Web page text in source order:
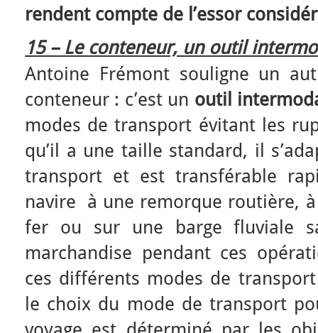
rendent compte de l’essor
15 – Le conteneur, un outil
Antoine Frémont souligne un
conteneur : c’est un outil
modes de transport évitant les
qu’il a une taille standard, il
transport et est transférable
navire à une remorque routière,
fer ou sur une barge fluviale
marchandise pendant ces
ces différents modes de
le choix du mode de transport